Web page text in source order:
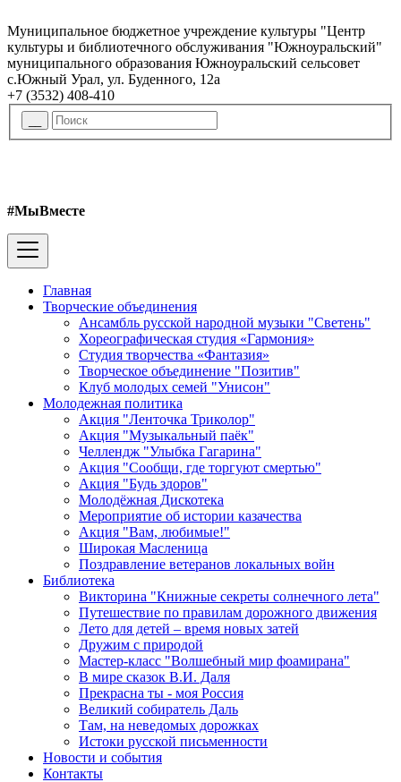
Муниципальное бюджетное учреждение культуры "Центр
культуры и библиотечного обслуживания "Южноуральский"
муниципального образования Южноуральский сельсовет
с.Южный Урал, ул. Буденного, 12а
+7 (3532) 408-410
#МыВместе
Главная
Творческие объединения
Ансамбль русской народной музыки "Светень"
Хореографическая студия «Гармония»
Студия творчества «Фантазия»
Творческое объединение "Позитив"
Клуб молодых семей "Унисон"
Молодежная политика
Акция "Ленточка Триколор"
Акция "Музыкальный паёк"
Челлендж "Улыбка Гагарина"
Акция "Сообщи, где торгуют смертью"
Акция "Будь здоров"
Молодёжная Дискотека
Мероприятие об истории казачества
Акция "Вам, любимые!"
Широкая Масленица
Поздравление ветеранов локальных войн
Библиотека
Викторина "Книжные секреты солнечного лета"
Путешествие по правилам дорожного движения
Лето для детей – время новых затей
Дружим с природой
Мастер-класс "Волшебный мир фоамирана"
В мире сказок В.И. Даля
Прекрасна ты - моя Россия
Великий собиратель Даль
Там, на неведомых дорожках
Истоки русской письменности
Новости и события
Контакты